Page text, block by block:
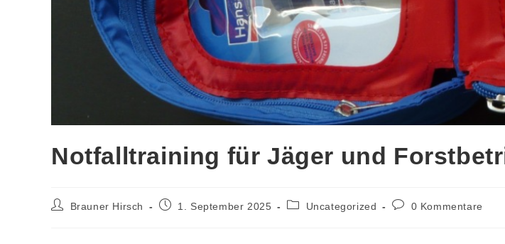
Notfalltraining für Jäger und
Brauner Hirsch 1. September 2025 Uncategorized 0 Kommentare